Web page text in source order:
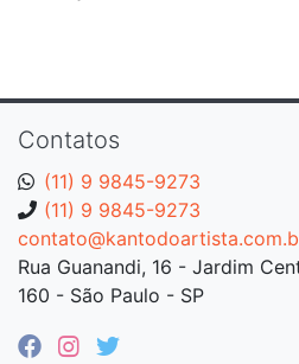
Contatos
(11) 9 9845-9273
(11) 9 9845-9273
Rua Guanandi, 16 - Jardim
160 - São Paulo - SP